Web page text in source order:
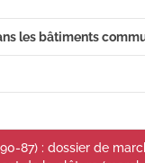
les bâtiments
87) : dossier de